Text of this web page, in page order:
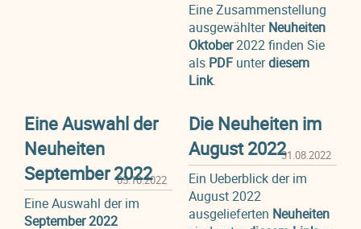
Eine Zusammenstellung
ausgewählterNeuheiten
Oktober2022 finden Sie
als PDFunterdiesem
Link.
Eine Auswahl der
Neuheiten
September 2022
05.10.2022
Eine Auswahl der im
September 2022
Die Neuheiten im
August 202231.08.2022
Ein Ueberblick der im
August 2022
ausgelieferten Neuheiten